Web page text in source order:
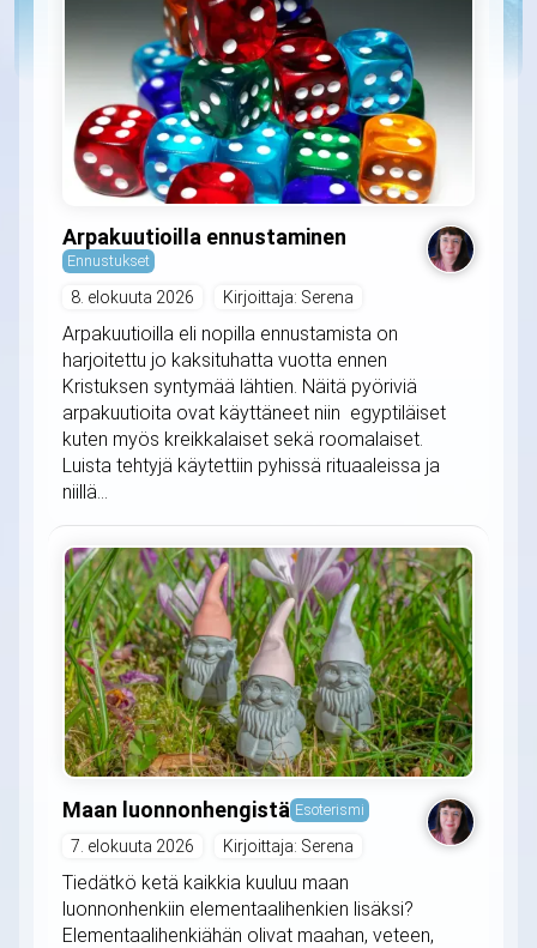
Arpakuutioilla ennustaminen
Ennustukset
8. elokuuta 2026 Kirjoittaja: Serena
Arpakuutioilla eli nopilla ennustamista on
harjoitettu jo kaksituhatta vuotta ennen
Kristuksen syntymää lähtien. Näitä pyöriviä
arpakuutioita ovat käyttäneet niin egyptiläiset
kuten myös kreikkalaiset sekä roomalaiset.
Luista tehtyjä käytettiin pyhissä rituaaleissa ja
niillä...
Maan luonnonhengistä Esoterismi
7. elokuuta 2026 Kirjoittaja: Serena
Tiedätkö ketä kaikkia kuuluu maan
luonnonhenkiin elementaalihenkien lisäksi?
Elementaalihenkiähän olivat maahan, veteen,